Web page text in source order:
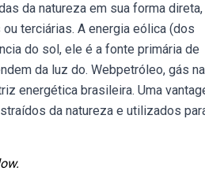
da natureza em sua forma direta,
terciárias. A energia eólica (dos
do sol, ele é a fonte primária de
da luz do. Webpetróleo, gás
energética brasileira. Uma
da natureza e utilizados